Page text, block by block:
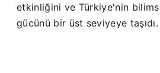
etkinliğini ve Türkiye'nin
gücünü bir üst seviyeye taşıdı.